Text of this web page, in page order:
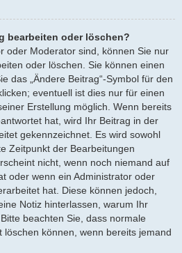
bearbeiten oder löschen?
oder Moderator sind, können Sie nur
oder löschen. Sie können einen
das „Ändere Beitrag“-Symbol für den
eventuell ist dies nur für einen
Erstellung möglich. Wenn bereits
hat, wird Ihr Beitrag in der
gekennzeichnet. Es wird sowohl
Zeitpunkt der Bearbeitungen
nicht, wenn noch niemand auf
oder wenn ein Administrator oder
hat. Diese können jedoch,
Notiz hinterlassen, warum Ihr
beachten Sie, dass normale
löschen können, wenn bereits jemand